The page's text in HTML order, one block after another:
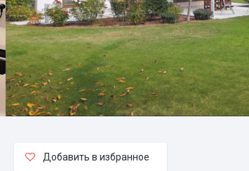
Добавить в избранное